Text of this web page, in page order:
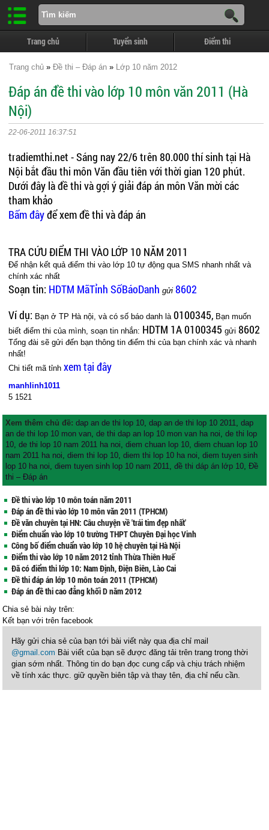
Trang chủ Tuyển sinh Điểm thi
Trang chủ » Đề thi – Đáp án » Lớp 10 năm 2012
Đáp án đề thi vào lớp 10 môn văn 2011 (Hà
Nội)
22-06-2011 16:37:51
tradiemthi.net - Sáng nay 22/6 trên 80.000 thí sinh tại Hà
Nội bắt đầu thi môn Văn đầu tiên với thời gian 120 phút.
Dưới đây là đề thi và gợi ý giải đáp án môn Văn mời các
tham khảo
Bấm đâyđể xem đề thi và đáp án
TRA CỨU ĐIỂM THI VÀO LỚP 10 NĂM 2011
Để nhận kết quả điểm thi vào lớp 10 tự động qua SMS nhanh nhất và
chính xác nhất
Soạn tin: HDTM MãTỉnh SốBáoDanhgửi 8602
Ví dụ: Bạn ở TP Hà nội, và có số báo danh là0100345, Bạn muốn
biết điểm thi của mình, soạn tin nhắn: HDTM 1A 0100345 gửi8602
Tổng đài sẽ gửi đến bạn thông tin điểm thi của bạn chính xác và nhanh
nhất!
Chi tiết mã tỉnh xem tại đây
manhlinh1011
5 1521
Xem thêm chủ đề:dap an de thi lop 10,dap an de thi lop 10 2011,dap
an de thi lop 10 mon van,de thi dap an lop 10 mon van ha noi,de thi lop
10,de thi lop 10 nam 2011 ha noi,diem chuan lop 10,diem chuan lop 10
nam 2011 ha noi,diem thi lop 10,diem thi lop 10 ha noi,diem tuyen sinh
lop 10 ha noi,diem tuyen sinh lop 10 nam 2011,đề thi dáp án lớp 10,Đề
thi – Đáp án
Đề thi vào lớp 10 môn toán năm 2011
Đáp án đề thi vào lớp 10 môn văn 2011 (TPHCM)
Đề văn chuyên tại HN: Câu chuyện về 'trái tim đẹp nhất'
Điểm chuẩn vào lớp 10 trường THPT Chuyên Đại học Vinh
Công bố điểm chuẩn vào lớp 10 hệ chuyên tại Hà Nội
Điểm thi vào lớp 10 năm 2012 tỉnh Thừa Thiên Huế
Đã có điểm thi lớp 10: Nam Định, Điện Biên, Lào Cai
Đề thi đáp án lớp 10 môn toán 2011 (TPHCM)
Đáp án đề thi cao đẳng khối D năm 2012
Chia sẻ bài này trên:
Kết bạn vớitrên facebook
Hãy gửi chia sẻ của bạn tới bài viết này qua địa chỉ mail
@gmail.com Bài viết của bạn sẽ được đăng tải trên trang trong thời
gian sớm nhất. Thông tin do bạn đọc cung cấp và chịu trách nhiệm
về tính xác thực. giữ quyền biên tập và thay tên, địa chỉ nếu cần.